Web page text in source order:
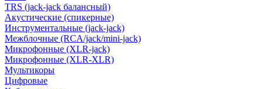
TRS (jack-jack балансный)
Акустические (спикерные)
Инструментальные (jack-jack)
Межблочные (RCA/jack/mini-jack)
Микрофонные (XLR-jack)
Микрофонные (XLR-XLR)
Мультикоры
Цифровые